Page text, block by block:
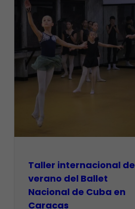
Taller internacional de
verano del Ballet
Nacional de Cuba en
Caracas